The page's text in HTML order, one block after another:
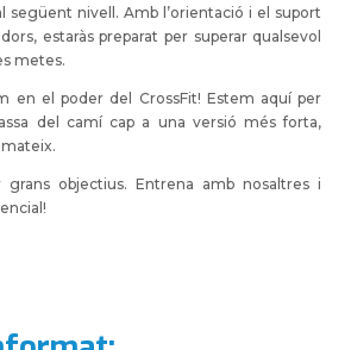
següent nivell. Amb l’orientació i el suport
estaràs preparat per superar qualsevol
metes.
en el poder del CrossFit! Estem aquí per
del camí cap a una versió més forta,
grans objectius. Entrena amb nosaltres i